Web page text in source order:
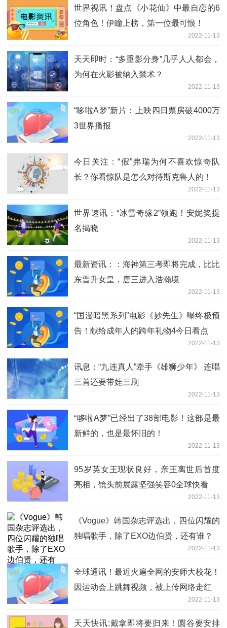
世界视讯！盘点《小花仙》中最自恋的6
位角色！伊瞳上榜，第一位最可恨！
2022-11-13
天天即时：“多重影分身”几乎人人都会，
为何在火影被纳入禁术？
2022-11-13
“哆啦A梦”新片：上映四日票房破4000万
3世界播报
2022-11-13
今日关注：“假”弗瑞为何不喜欢惊奇队
长？你看惊队是怎么对待斯克鲁人的！
2022-11-13
世界速讯：“冰雪奇缘2”领跑！安妮奖提
名揭晓
2022-11-13
最新资讯：：海神第三考即将完成，比比
东晋升女皇，唐三进入浩瀚境
2022-11-13
“国漫暗黑系列”电影《妙先生》曝终极预
告！献给成年人的跨年礼物4今日看点
2022-11-13
讯息：“九连真人”牵手《雄狮少年》 连唱
三首还要带娃三刷
2022-11-13
“哆啦A梦”已经出了38部电影！这部是最
新鲜的，也是最怀旧的！
2022-11-13
95岁英女王现状良好，亲王离世后首度
亮相，镜头前展露坚强笑容0全球快看
2022-11-13
《Vogue》韩国杂志评选出，四位闪耀的
独唱歌手，除了EXO边伯贤，还有谁？
2022-11-13
全球通讯！最近火遍全网的安师大校花！
因运动会上跳舞视频，被上传网络走红
2022-11-13
天天快讯:戴拿即将要归来！圆谷要安排